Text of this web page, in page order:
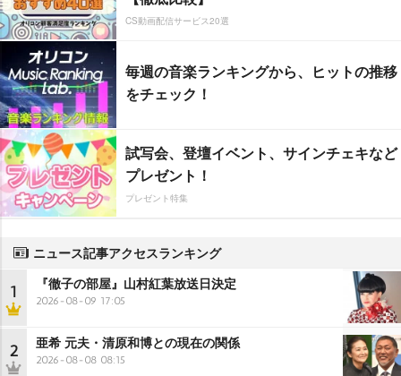
CS動画配信サービス20選
毎週の音楽ランキングから、ヒットの推移
をチェック！
試写会、登壇イベント、サインチェキなど
プレゼント！
プレゼント特集
ニュース記事アクセスランキング
1 『徹子の部屋』山村紅葉放送日決定
2026-08-09 17:05
2 亜希 元夫・清原和博との現在の関係
2026-08-08 08:15